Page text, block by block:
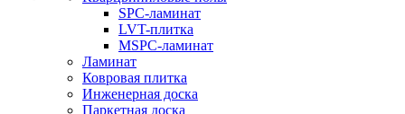
SPC-ламинат
LVT-плитка
MSPC-ламинат
Ламинат
Ковровая плитка
Инженерная доска
Паркетная доска